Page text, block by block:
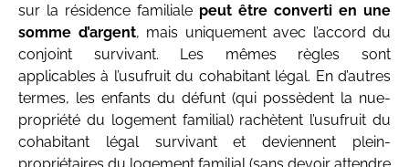
sur la résidence familiale peut être converti en une
somme d’argent, mais uniquement avec l’accord du
conjoint survivant. Les mêmes règles sont
applicables à l’usufruit du cohabitant légal. En d’autres
termes, les enfants du défunt (qui possèdent la nue-
propriété du logement familial) rachètent l’usufruit du
cohabitant légal survivant et deviennent plein-